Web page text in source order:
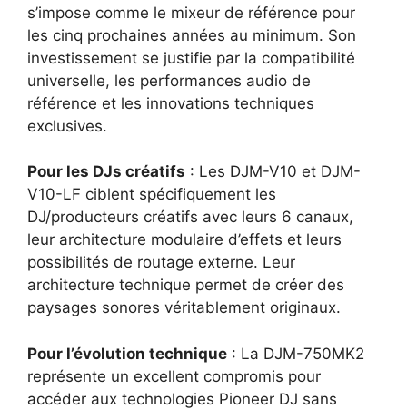
s’impose comme le mixeur de référence pour
les cinq prochaines années au minimum. Son
investissement se justifie par la compatibilité
universelle, les performances audio de
référence et les innovations techniques
exclusives.
Pour les DJs créatifs : Les DJM-V10 et DJM-
V10-LF ciblent spécifiquement les
DJ/producteurs créatifs avec leurs 6 canaux,
leur architecture modulaire d’effets et leurs
possibilités de routage externe. Leur
architecture technique permet de créer des
paysages sonores véritablement originaux.
Pour l’évolution technique : La DJM-750MK2
représente un excellent compromis pour
accéder aux technologies Pioneer DJ sans